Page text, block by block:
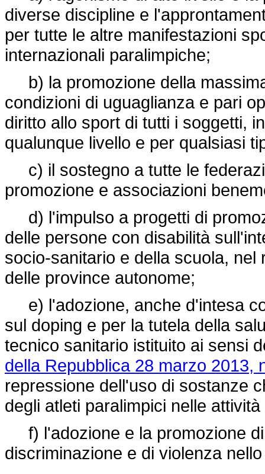
diverse discipline e
per tutte le altre manifestazioni
internazionali paralimpiche;
b) la promozione della
condizioni di uguaglianza e pari
diritto allo sport di tutti i soggetti,
qualunque livello e per qualsiasi
c) il sostegno a tutte le
promozione e associazioni
d) l'impulso a progetti di
delle persone con disabilità
socio-sanitario e della scuola,
delle province autonome;
e) l'adozione, anche d'intesa
sul doping e per la tutela della
tecnico sanitario istituito ai sensi
della Repubblica 28 marzo 2013,
repressione dell'uso di sostanze
degli atleti paralimpici nelle
f) l'adozione e la promozione
discriminazione e di violenza